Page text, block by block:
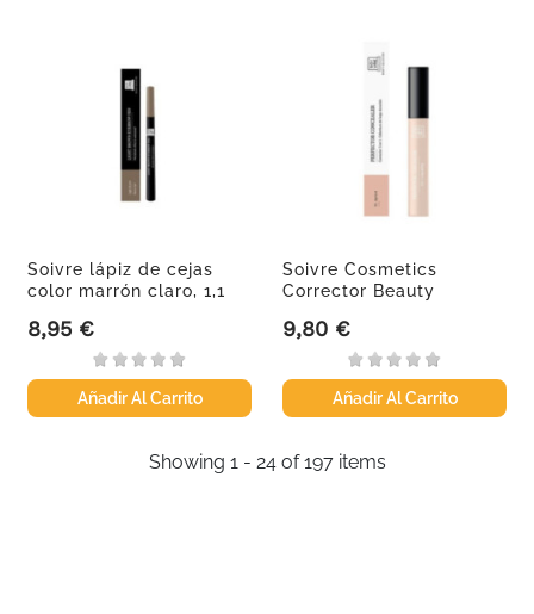
Soivre lápiz de cejas
color marrón claro, 1,1
Precio
8,95 €
Añadir Al Carrito
Soivre Cosmetics
Corrector Beauty
Precio
9,80 €
Añadir Al Carrito
Showing 1 - 24 of 197 items